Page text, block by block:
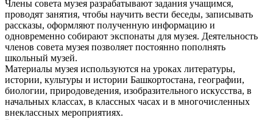
Члены совета музея разрабатывают задания учащимся,
проводят занятия, чтобы научить вести беседы, записывать
рассказы, оформляют полученную информацию и
одновременно собирают экспонаты для музея. Деятельность
членов совета музея позволяет постоянно пополнять
школьный музей.
Материалы музея используются на уроках литературы,
истории, культуры и истории Башкортостана, географии,
биологии, природоведения, изобразительного искусства, в
начальных классах, в классных часах и в многочисленных
внеклассных мероприятиях.